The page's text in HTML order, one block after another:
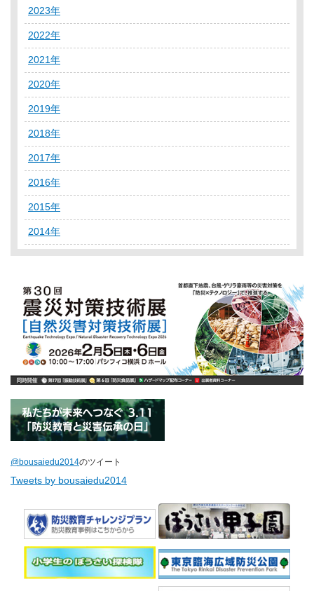
2023年
2022年
2021年
2020年
2019年
2018年
2017年
2016年
2015年
2014年
@bousaiedu2014のツイート
Tweets by bousaiedu2014